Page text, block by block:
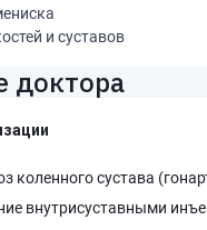
и суставов
доктора
коленного сустава
внутрисуставными